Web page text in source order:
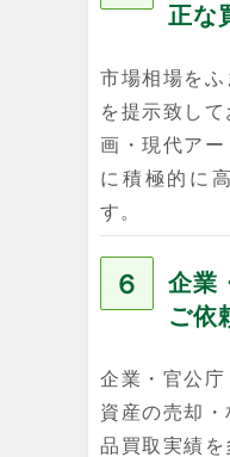
正な
市場相場を
を提示致し
画・現代ア
に積極的に
す。
６
企業
ご依
企業・官公
資産の売却
品買取実績